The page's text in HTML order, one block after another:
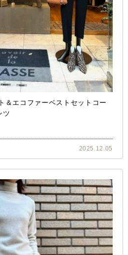
＆エコファーベストセットコー
ツ
2025.12.05